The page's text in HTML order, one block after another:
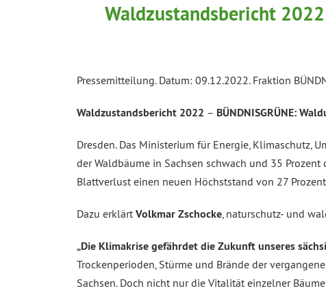
Waldzustandsbericht
Pressemitteilung. Datum: 09.12.2022. Fraktion
Waldzustandsbericht 2022 – BÜNDNISGRÜNE:
Dresden. Das Ministerium für Energie, Klimaschutz,
der Waldbäume in Sachsen schwach und 35
Blattverlust einen neuen Höchststand von 27
Dazu erklärt Volkmar Zschocke , naturschutz- und
„Die Klimakrise gefährdet die Zukunft unseres
Trockenperioden, Stürme und Brände der
Sachsen. Doch nicht nur die Vitalität einzelner